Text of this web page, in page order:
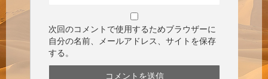
次回のコメントで使用するためブラウザーに
自分の名前、メールアドレス、サイトを保存
する。